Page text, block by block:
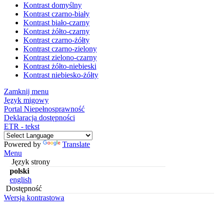
Kontrast domyślny
Kontrast czarno-biały
Kontrast biało-czarny
Kontrast żółto-czarny
Kontrast czarno-żółty
Kontrast czarno-zielony
Kontrast zielono-czarny
Kontrast żółto-niebieski
Kontrast niebiesko-żółty
Zamknij menu
Język migowy
Portal Niepełnosprawność
Deklaracja dostępności
ETR - tekst
Powered by
Translate
Menu
Język strony
polski
english
Dostępność
Wersja kontrastowa